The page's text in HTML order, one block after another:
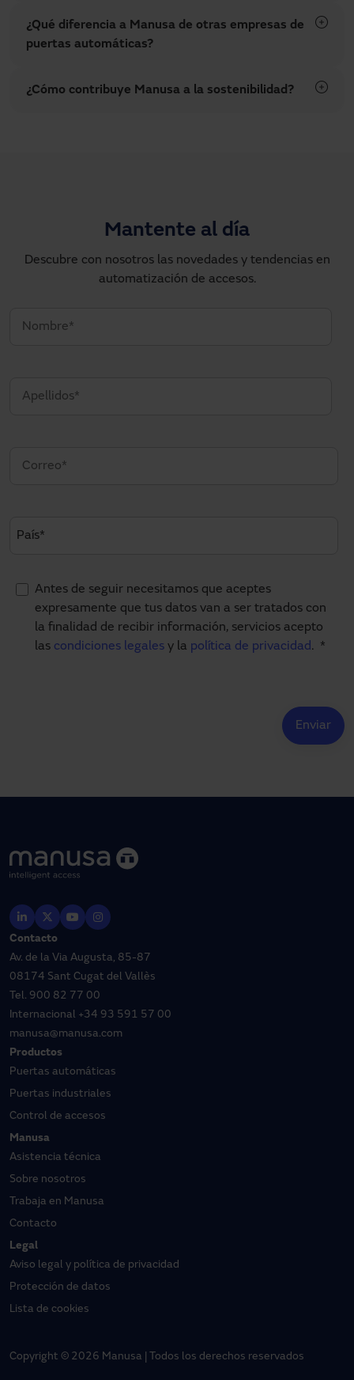
¿Qué diferencia a Manusa de otras empresas de
puertas automáticas?
¿Cómo contribuye Manusa a la sostenibilidad?
Mantente al día
Descubre con nosotros las novedades y tendencias en
automatización de accesos.
Antes de seguir necesitamos que aceptes
expresamente que tus datos van a ser tratados con
la finalidad de recibir información, servicios acepto
las condiciones legales y la política de privacidad . *
Contacto
Av. de la Via Augusta, 85-87
08174 Sant Cugat del Vallès
Tel. 900 82 77 00
Internacional +34 93 591 57 00
manusa@manusa.com
Productos
Puertas automáticas
Puertas industriales
Control de accesos
Manusa
Asistencia técnica
Sobre nosotros
Trabaja en Manusa
Contacto
Legal
Aviso legal y política de privacidad
Protección de datos
Lista de cookies
Copyright © 2026 Manusa | Todos los derechos reservados